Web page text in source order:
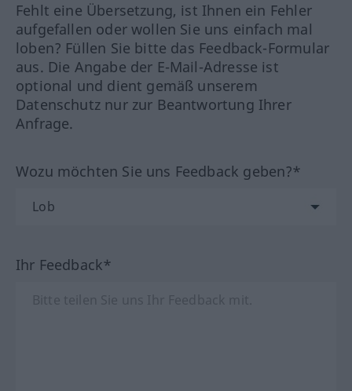
Fehlt eine Übersetzung, ist Ihnen ein Fehler
aufgefallen oder wollen Sie uns einfach mal
loben? Füllen Sie bitte das Feedback-Formular
aus. Die Angabe der E-Mail-Adresse ist
optional und dient gemäß unserem
Datenschutz nur zur Beantwortung Ihrer
Anfrage.
Wozu möchten Sie uns Feedback geben?*
Ihr Feedback*